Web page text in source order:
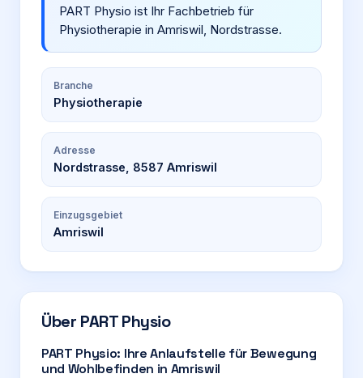
PART Physio ist Ihr Fachbetrieb für
Physiotherapie in Amriswil, Nordstrasse.
Branche
Physiotherapie
Adresse
Nordstrasse, 8587 Amriswil
Einzugsgebiet
Amriswil
Über PART Physio
PART Physio: Ihre Anlaufstelle für Bewegung
und Wohlbefinden in Amriswil